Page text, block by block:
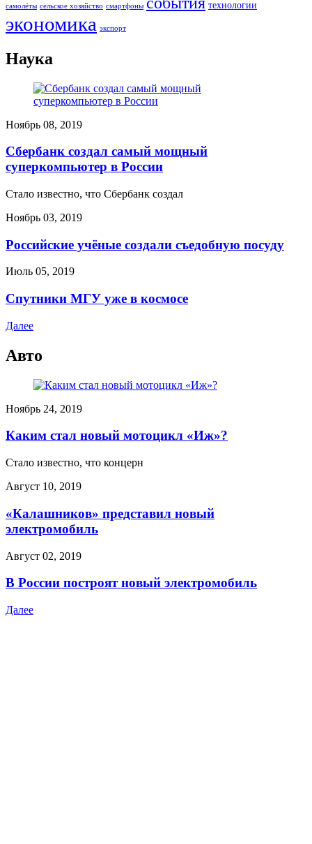
самолёты сельское хозяйство смартфоны технологии
экономика экспорт
Наука
Ноябрь 08, 2019
Сбербанк создал самый мощный
суперкомпьютер в России
Стало известно, что Сбербанк создал
Ноябрь 03, 2019
Российские учёные создали съедобную посуду
Июль 05, 2019
Спутники МГУ уже в космосе
Далее
Авто
Ноябрь 24, 2019
Каким стал новый мотоцикл «Иж»?
Стало известно, что концерн
Август 10, 2019
«Калашников» представил новый
электромобиль
Август 02, 2019
В России построят новый электромобиль
Далее